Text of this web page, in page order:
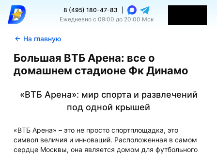
8 (495) 180-47-83
Ежедневно с 09:00 до 20:00 Мск
← На главную
Большая ВТБ Арена: все о
домашнем стадионе Фк Динамо
«ВТБ Арена»: мир спорта и развлечений
под одной крышей
«ВТБ Арена» – это не просто спортплощадка, это
символ величия и инноваций. Расположенная в самом
сердце Москвы, она является домом для футбольного